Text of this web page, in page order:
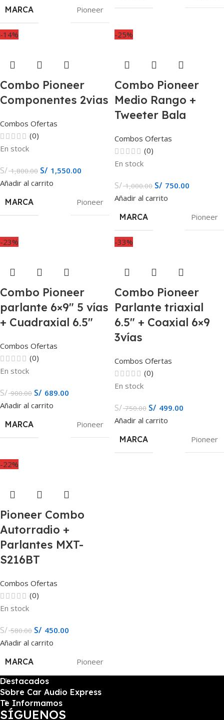
MARCA
Pioneer
-14%
Combo Pioneer
Componentes 2vias
Combos Ofertas
(0)
En stock
S/1,800.00 S/ 1,550.00
Añadir al carrito
MARCA
Pioneer
-25%
Combo Pioneer
Medio Rango +
Tweeter Bala
Combos Ofertas
(0)
En stock
S/1,000.00 S/ 750.00
Añadir al carrito
MARCA
Pioneer
-23%
Combo Pioneer
parlante 6×9″ 5 vías
+ Cuadraxial 6.5″
Combos Ofertas
(0)
En stock
S/900.00 S/ 689.00
Añadir al carrito
MARCA
Pioneer
-33%
Combo Pioneer
Parlante triaxial
6.5″ + Coaxial 6×9
3vías
Combos Ofertas
(0)
En stock
S/750.00 S/ 499.00
Añadir al carrito
MARCA
Pioneer
-22%
Pioneer Combo
Autorradio +
Parlantes MXT-
S216BT
Combos Ofertas
(0)
En stock
S/580.00 S/ 450.00
Añadir al carrito
MARCA
Pioneer
Destacados
Sobre Car Audio Express
Te Informamos
SÍGUENOS